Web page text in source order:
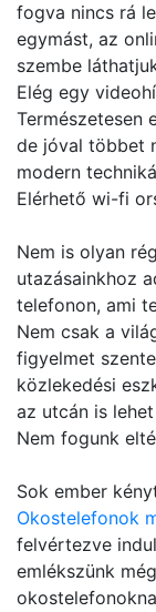
fogva nincs rá
egymást, az
szembe
Elég egy
Természetesen
de jóval többet
modern
Elérhető wi-fi
Nem is olyan
utazásainkhoz
telefonon, ami
Nem csak a
figyelmet
közlekedési
az utcán is
Nem fogunk
Sok ember
Okostelefonok
felvértezve
emlékszünk